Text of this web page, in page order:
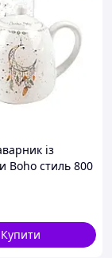
із
Boho стиль 800
Купити